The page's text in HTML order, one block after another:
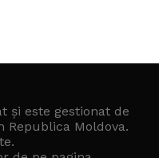
și este gestionat de
Republica Moldova.